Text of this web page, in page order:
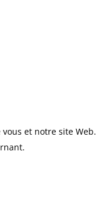
et notre site